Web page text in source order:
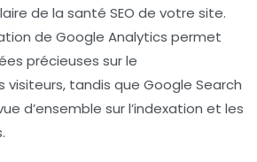
de la santé SEO de votre site.
de Google Analytics permet
précieuses sur le
tandis que Google Search
d’ensemble sur l’indexation et les